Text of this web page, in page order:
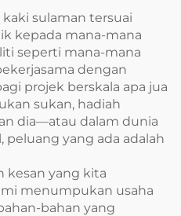
sulaman tersuai
kepada mana-mana
seperti mana-mana
dengan
projek berskala apa jua
sukan, hadiah
dia—atau dalam dunia
peluang yang ada adalah
kesan yang kita
menumpukan usaha
bahan yang